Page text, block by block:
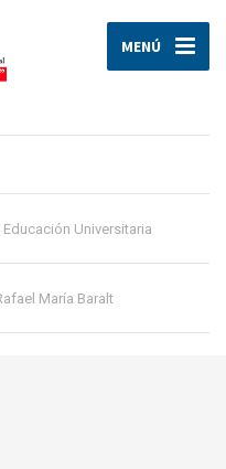
MENÚ
Universitaria
María Baralt